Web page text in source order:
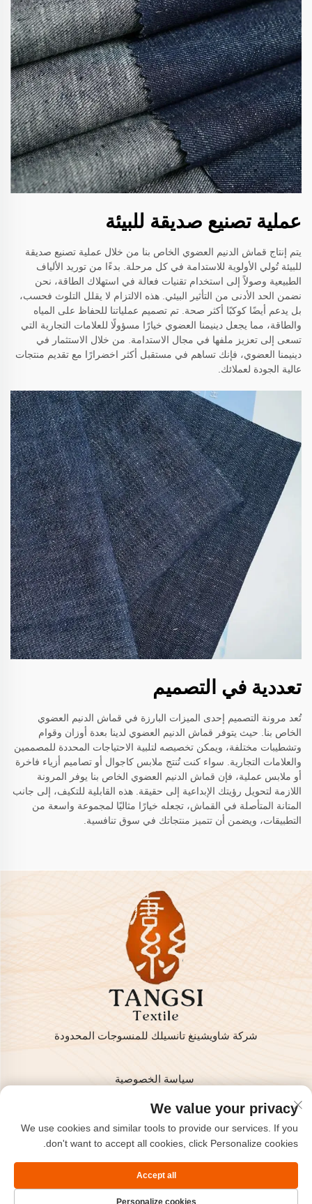
عملية تصنيع صديقة للبيئة
يتم إنتاج قماش الدنيم العضوي الخاص بنا من خلال عملية تصنيع صديقة
للبيئة تُولي الأولوية للاستدامة في كل مرحلة. بدءًا من توريد الألياف
الطبيعية وصولاً إلى استخدام تقنيات فعالة في استهلاك الطاقة، نحن
نضمن الحد الأدنى من التأثير البيئي. هذه الالتزام لا يقلل التلوث فحسب،
بل يدعم أيضًا كوكبًا أكثر صحة. تم تصميم عملياتنا للحفاظ على المياه
والطاقة، مما يجعل دينيمنا العضوي خيارًا مسؤولًا للعلامات التجارية التي
تسعى إلى تعزيز ملفها في مجال الاستدامة. من خلال الاستثمار في
دينيمنا العضوي، فإنك تساهم في مستقبل أكثر اخضرارًا مع تقديم منتجات
عالية الجودة لعملائك.
تعددية في التصميم
تُعد مرونة التصميم إحدى الميزات البارزة في قماش الدنيم العضوي
الخاص بنا. حيث يتوفر قماش الدنيم العضوي لدينا بعدة أوزان وقوام
وتشطيبات مختلفة، ويمكن تخصيصه لتلبية الاحتياجات المحددة للمصممين
والعلامات التجارية. سواء كنت تُنتج ملابس كاجوال أو تصاميم أزياء فاخرة
أو ملابس عملية، فإن قماش الدنيم العضوي الخاص بنا يوفر المرونة
اللازمة لتحويل رؤيتك الإبداعية إلى حقيقة. هذه القابلية للتكيف، إلى جانب
المتانة المتأصلة في القماش، تجعله خيارًا مثاليًا لمجموعة واسعة من
التطبيقات، ويضمن أن تتميز منتجاتك في سوق تنافسية.
شركة شاويشينغ تانسيلك للمنسوجات المحدودة
سياسة الخصوصية
حقوق النشر © 2025 من قبل شركة شاويشينغ تانسيلك للمنسوجات
المحدودة
اتصل بنا
Address: غرفة 801، الطابق 8، هايزهو إنترناشونال، كيتشياو،
شاويشينغ، تشجيانغ، الصين.
We value your privacy
We use cookies and similar tools to provide our services. If you
don't want to accept all cookies, click Personalize cookies.
Personalize cookies
Accept all